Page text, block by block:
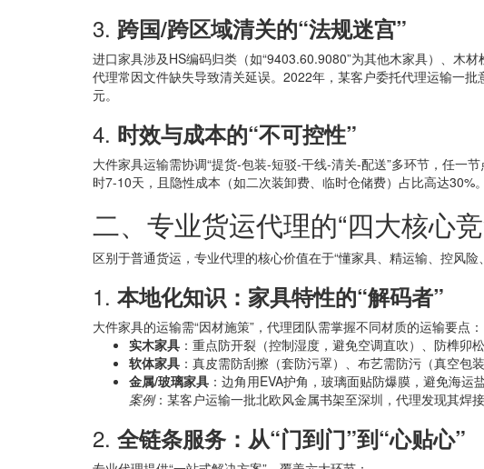
3. 跨国/跨区域清关的“法规迷宫”
进口家具涉及HS编码归类（如“9403.60.9080”为其他木家具）、木
代理常因文件缺失导致清关延误。2022年，某客户委托代理运输一
元。
4. 时效与成本的“不可控性”
大件家具运输需协调“提货-包装-短驳-干线-清关-配送”多环节，任
时7-10天，且隐性成本（如二次装卸费、临时仓储费）占比高达30%。
二、专业货运代理的“四大核心
区别于普通货运，专业代理的核心价值在于“懂家具、精运输、控风险
1. 本地化知识：家具特性的“解码者”
大件家具的运输需“因材施策”，代理团队需掌握不同材质的运输要点：
实木家具 ：重点防开裂（控制湿度，避免空调直吹）、防榫卯
软体家具 ：真皮需防刮擦（套防污罩）、布艺需防污（真空包
金属/玻璃家具 ：边角用EVA护角，玻璃面贴防爆膜，避免海运
案例：某客户运输一批北欧风金属书架至深圳，代理发现其焊
2. 全链条服务：从“门到门”到“心贴心”